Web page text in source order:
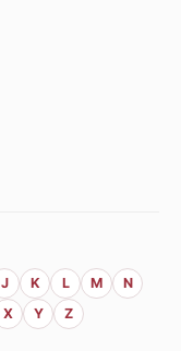
J K L M
N
X Y Z